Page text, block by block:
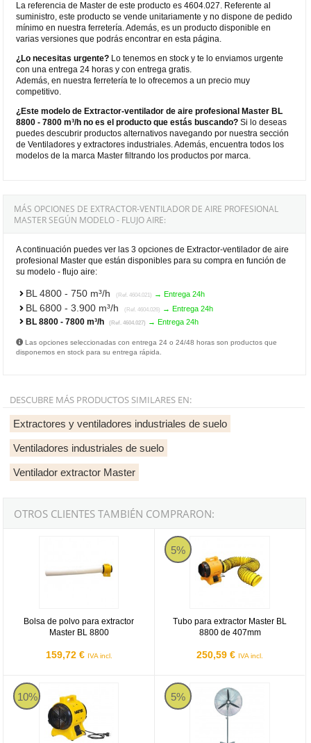
La referencia de Master de este producto es 4604.027. Referente al
suministro, este producto se vende unitariamente y no dispone de pedido
mínimo en nuestra ferretería. Además, es un producto disponible en
varias versiones que podrás encontrar en esta página.
¿Lo necesitas urgente? Lo tenemos en stock y te lo enviamos urgente
con una entrega 24 horas y con entrega gratis.
Además, en nuestra ferretería te lo ofrecemos a un precio muy
competitivo.
¿Este modelo de Extractor-ventilador de aire profesional Master BL
8800 - 7800 m³/h no es el producto que estás buscando? Si lo deseas
puedes descubrir productos alternativos navegando por nuestra sección
de Ventiladores y extractores industriales. Además, encuentra todos los
modelos de la marca Master filtrando los productos por marca.
MÁS OPCIONES DE EXTRACTOR-VENTILADOR DE AIRE PROFESIONAL
MASTER SEGÚN MODELO - FLUJO AIRE:
A continuación puedes ver las 3 opciones de Extractor-ventilador de aire
profesional Master que están disponibles para su compra en función de
su modelo - flujo aire:
BL 4800 - 750 m³/h (Ref. 4604.021) → Entrega 24h
BL 6800 - 3.900 m³/h (Ref. 4604.026) → Entrega 24h
BL 8800 - 7800 m³/h (Ref. 4604.027) → Entrega 24h
Las opciones seleccionadas con entrega 24 o 24/48 horas son productos que
disponemos en stock para su entrega rápida.
DESCUBRE MÁS PRODUCTOS SIMILARES EN:
Extractores y ventiladores industriales de suelo
Ventiladores industriales de suelo
Ventilador extractor Master
OTROS CLIENTES TAMBIÉN COMPRARON:
Bolsa de polvo para extractor
Master BL 8800
159,72 € IVA incl.
Bolsa de polvo para extractor Master BL 8800
5%
Tubo para extractor Master BL
8800 de 407mm
250,59 € IVA incl.
Tubo para extractor Master BL
10%
Master BL6800
5%
Master FS 60 ERP - Ventilador